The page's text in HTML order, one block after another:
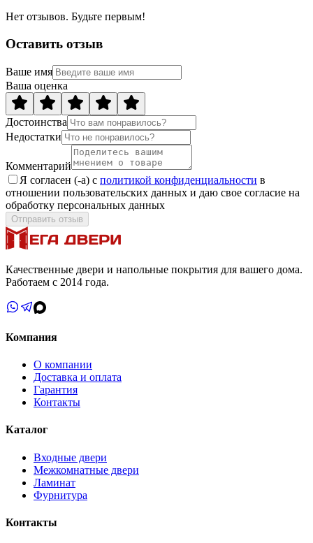
Нет отзывов. Будьте первым!
Оставить отзыв
Ваше имя
Ваша оценка
Достоинства
Недостатки
Комментарий
Я согласен (-а) с политикой конфиденциальности в
отношении пользовательских данных и даю свое согласие на
обработку персональных данных
Отправить отзыв
Качественные двери и напольные покрытия для вашего дома.
Работаем с 2014 года.
Компания
О компании
Доставка и оплата
Гарантия
Контакты
Каталог
Входные двери
Межкомнатные двери
Ламинат
Фурнитура
Контакты